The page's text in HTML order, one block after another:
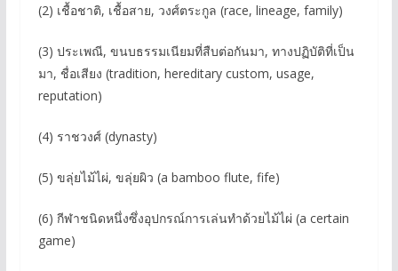
(2) เชื้อชาติ, เชื้อสาย, วงศ์ตระกูล (race, lineage, family)
(3) ประเพณี, ขนบธรรมเนียมที่สืบต่อกันมา, ทางปฏิบัติที่เป็น
มา, ชื่อเสียง (tradition, hereditary custom, usage,
reputation)
(4) ราชวงศ์ (dynasty)
(5) ขลุ่ยไม้ไผ่, ขลุ่ยผิว (a bamboo flute, fife)
(6) กีฬาชนิดหนึ่งซึ่งอุปกรณ์การเล่นทำด้วยไม้ไผ่ (a certain
game)